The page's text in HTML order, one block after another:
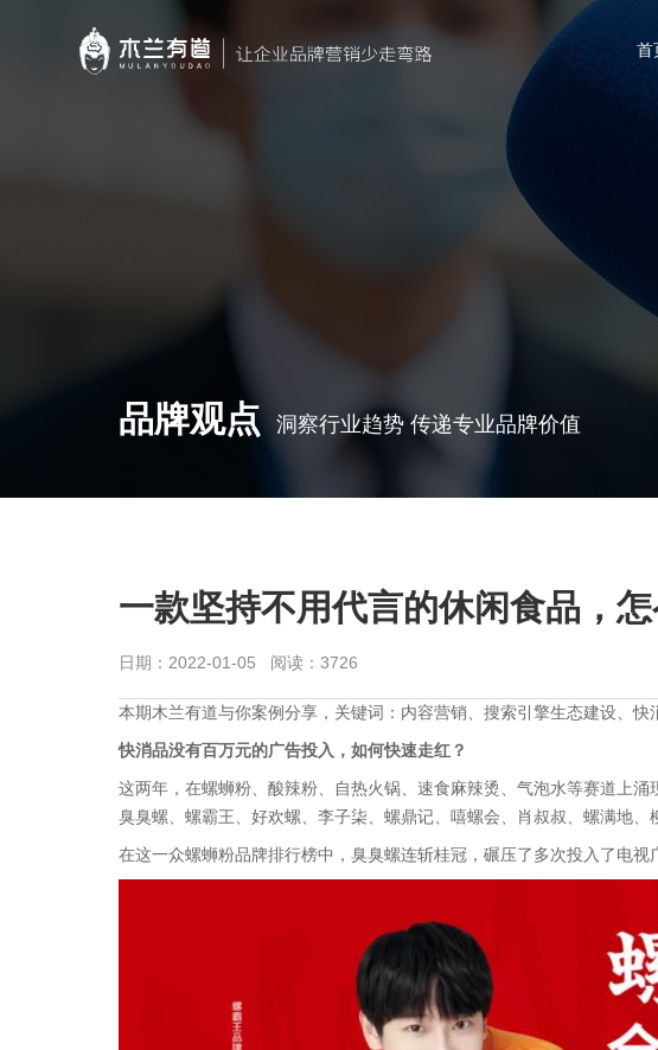
首
品牌观点 洞察行业趋势 传递专业品牌价值
一款坚持不用代言的休闲食品，
日期：2022-01-05 阅读：3726
本期木兰有道与你案例分享，关键词：内容营销、搜索引擎生态建设、快
快消品没有百万元的广告投入，如何快速走红？
这两年，在螺蛳粉、酸辣粉、自热火锅、速食麻辣烫、气泡水等赛道上
臭臭螺、螺霸王、好欢螺、李子柒、螺鼎记、嘻螺会、肖叔叔、螺满地
在这一众螺蛳粉品牌排行榜中，臭臭螺连斩桂冠，碾压了多次投入了电视